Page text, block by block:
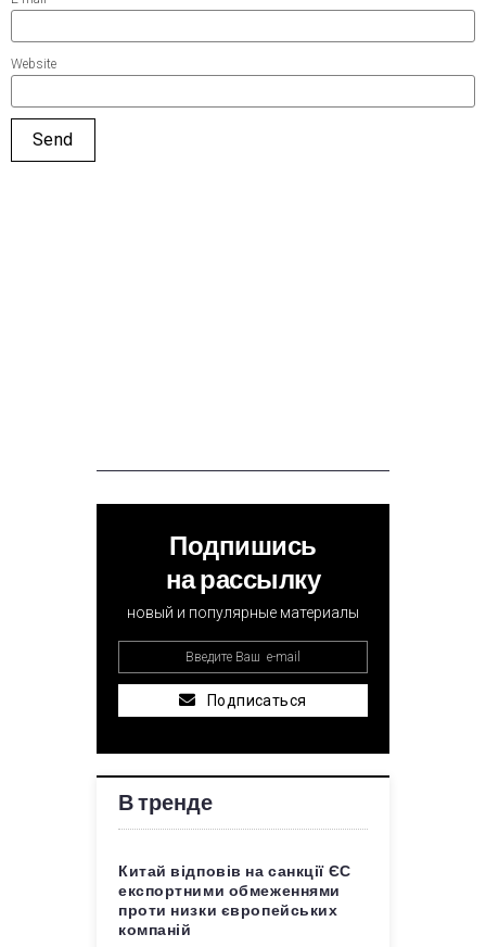
Website
Подпишись
на рассылку
новый и популярные материалы
Подписаться
В тренде
Китай відповів на санкції ЄС
експортними обмеженнями
проти низки європейських
компаній